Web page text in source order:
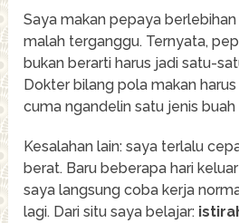
Saya makan pepaya
malah terganggu. Ternyata,
bukan berarti harus jadi satu-
Dokter bilang pola makan
cuma ngandelin satu jenis buah
Kesalahan lain: saya terlalu
berat. Baru beberapa hari
saya langsung coba kerja
lagi. Dari situ saya belajar: